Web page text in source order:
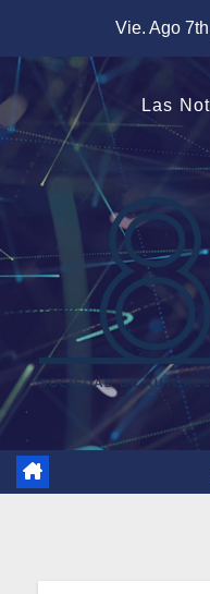
contenido
Vie. Ago
Las